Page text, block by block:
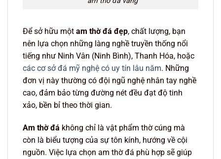
Để sở hữu một am thờ đá đẹp, chất lượng, bạn
nên lựa chọn những làng nghề truyền thống nổi
tiếng như Ninh Vân (Ninh Bình), Thanh Hóa, hoặc
các cơ sở đá mỹ nghệ có uy tín lâu năm. Những
đơn vị này thường có đội ngũ nghệ nhân tay nghề
cao, đảm bảo từng đường nét đều đạt độ tinh
xảo, bền bỉ theo thời gian.
Am thờ đá không chỉ là vật phẩm thờ cúng mà
còn là biểu tượng của sự tôn kính, hướng về cội
nguồn. Việc lựa chọn am thờ đá phù hợp sẽ giúp